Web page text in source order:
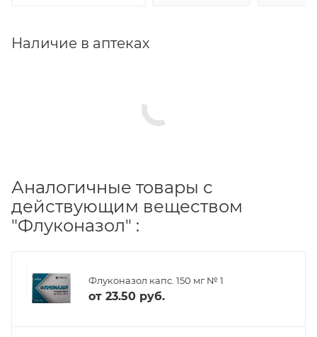
Наличие в аптеках
Аналогичные товары с
действующим веществом
"Флуконазол" :
Флуконазол капс. 150 мг № 1
от 23.50 руб.